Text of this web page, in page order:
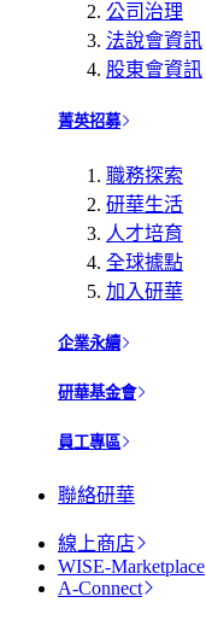
公司治理
法說會資訊
股東會資訊
菁英招募
職務探索
研華生活
人才培育
全球據點
加入研華
企業永續
研華基金會
員工專區
聯絡研華
線上商店
WISE-Marketplace
A-Connect